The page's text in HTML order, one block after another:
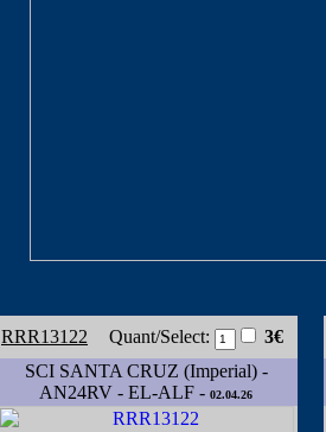
RRR13122 Quant/Select:
3€
SCI SANTA CRUZ (Imperial) -
AN24RV - EL-ALF - 02.04.26